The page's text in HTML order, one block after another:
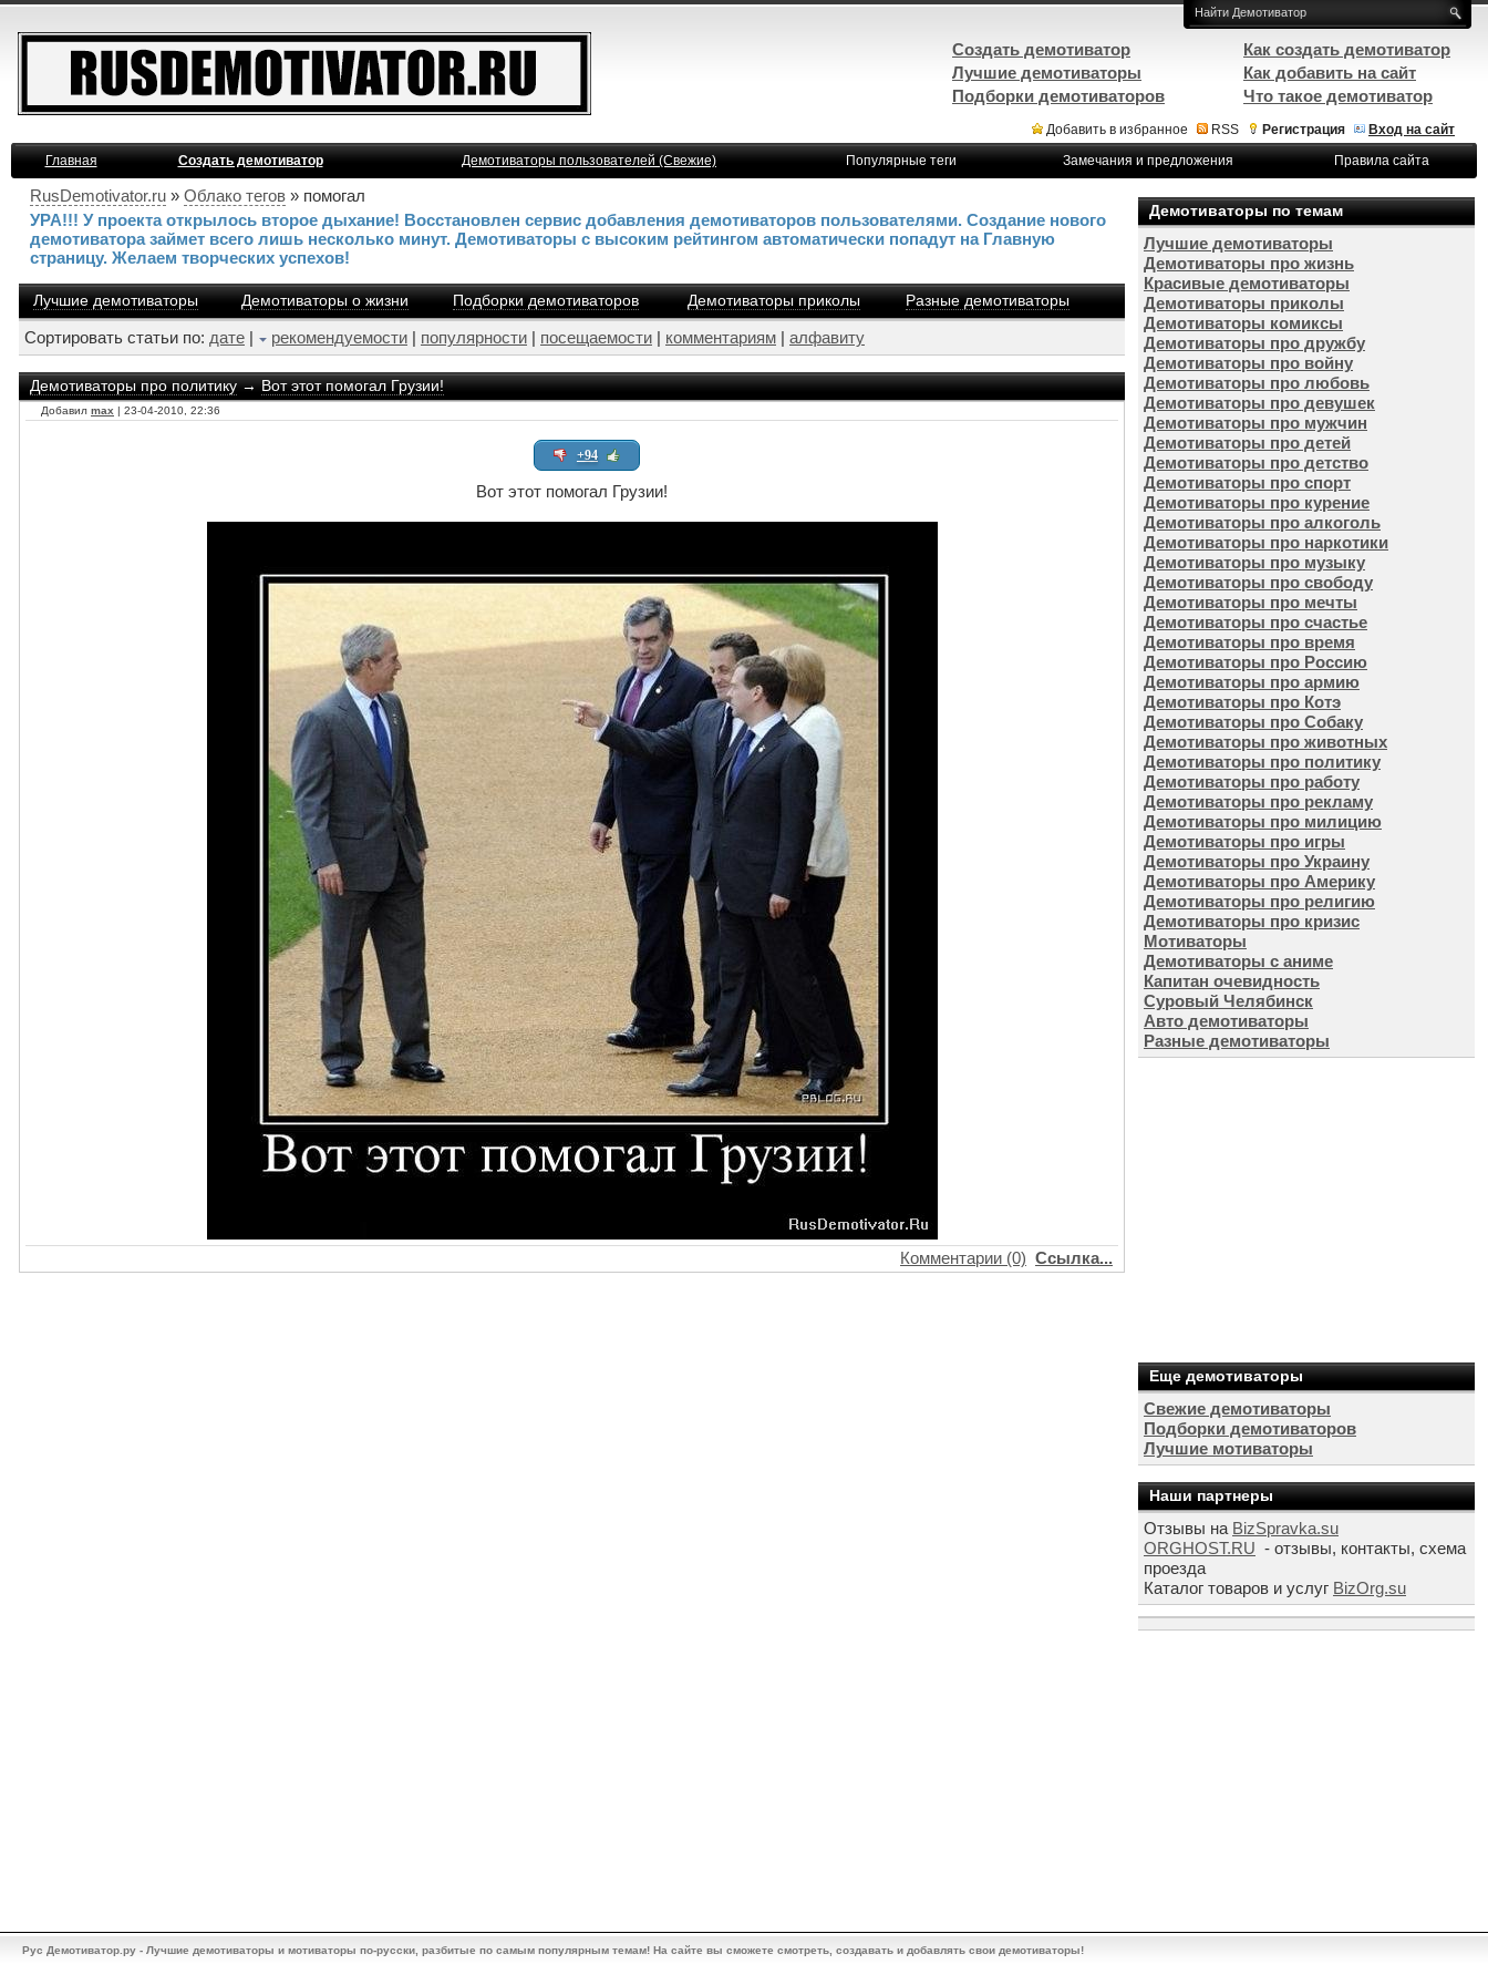
Добавить в избранное RSS Регистрация
Вход на сайт
Главная
Создать демотиватор Демотиваторы пользователей (Свежие) Популярные теги Замечания и предложения Правила сайта
RusDemotivator.ru » Облако тегов » помогал
УРА!!! У проекта открылось второе дыхание! Восстановлен сервис добавления демотиваторов пользователями. Создание нового
демотиватора займет всего лишь несколько минут. Демотиваторы с высоким рейтингом автоматически попадут на Главную
страницу. Желаем творческих успехов!
Лучшие демотиваторы Демотиваторы о жизни Подборки демотиваторов Демотиваторы приколы Разные демотиваторы
Сортировать статьи по: дате | рекомендуемости | популярности | посещаемости | комментариям | алфавиту
Демотиваторы про политику→Вот этот помогал Грузии!
Добавил max | 23-04-2010, 22:36
+94
Вот этот помогал Грузии!
Комментарии (0) Ссылка...
Демотиваторы по темам
Лучшие демотиваторы
Демотиваторы про жизнь
Красивые демотиваторы
Демотиваторы приколы
Демотиваторы комиксы
Демотиваторы про дружбу
Демотиваторы про войну
Демотиваторы про любовь
Демотиваторы про девушек
Демотиваторы про мужчин
Демотиваторы про детей
Демотиваторы про детство
Демотиваторы про спорт
Демотиваторы про курение
Демотиваторы про алкоголь
Демотиваторы про наркотики
Демотиваторы про музыку
Демотиваторы про свободу
Демотиваторы про мечты
Демотиваторы про счастье
Демотиваторы про время
Демотиваторы про Россию
Демотиваторы про армию
Демотиваторы про Котэ
Демотиваторы про Собаку
Демотиваторы про животных
Демотиваторы про политику
Демотиваторы про работу
Демотиваторы про рекламу
Демотиваторы про милицию
Демотиваторы про игры
Демотиваторы про Украину
Демотиваторы про Америку
Демотиваторы про религию
Демотиваторы про кризис
Мотиваторы
Демотиваторы с аниме
Капитан очевидность
Суровый Челябинск
Авто демотиваторы
Разные демотиваторы
Еще демотиваторы
Свежие демотиваторы
Подборки демотиваторов
Лучшие мотиваторы
Наши партнеры
Отзывы на BizSpravka.su
ORGHOST.RU - отзывы, контакты, схема
проезда
Каталог товаров и услуг BizOrg.su
Создать демотиватор
Лучшие демотиваторы
Подборки демотиваторов
Как создать демотиватор
Как добавить на сайт
Что такое демотиватор
Рус Демотиватор.ру - Лучшие демотиваторы и мотиваторы по-русски, разбитые по самым популярным темам! На сайте вы сможете смотреть, создавать и добавлять свои демотиваторы!